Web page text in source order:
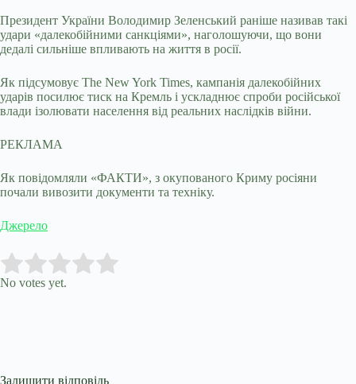
Президент України Володимир Зеленський раніше називав такі
удари «далекобійними санкціями», наголошуючи, що вони
дедалі сильніше впливають на життя в росії.
Як підсумовує The New York Times, кампанія далекобійних
ударів посилює тиск на Кремль і ускладнює спроби російської
влади ізолювати населення від реальних наслідків війни.
РЕКЛАМА
Як повідомляли «ФАКТИ», з окупованого Криму росіяни
почали вивозити документи та техніку.
Джерело
Rate this item:
No votes yet.
Залишити відповідь